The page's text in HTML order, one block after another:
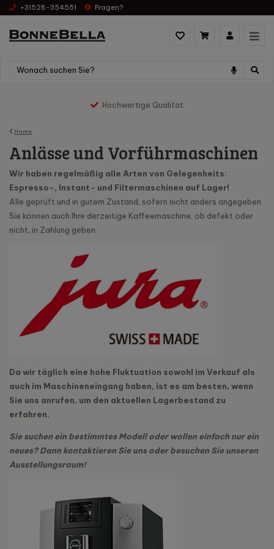
+31528-354551 Fragen?
Hochwertige Qualität
Home
Anlässe und Vorführmaschinen
Wir haben regelmäßig alle Arten von Gelegenheits:
Espresso-, Instant- und Filtermaschinen auf Lager!
Alle geprüft und in gutem Zustand, sofern nicht anders angegeben.
Sie können auch Ihre derzeitige Kaffeemaschine, ob defekt oder
nicht, in Zahlung geben.
Da wir täglich eine hohe Fluktuation sowohl im Verkauf als
auch im Maschineneingang haben, ist es am besten, wenn
Sie uns anrufen, um den aktuellen Lagerbestand zu
erfahren.
Sie suchen ein bestimmtes Modell oder wollen einfach nur ein
neues? Dann kontaktieren Sie uns oder besuchen Sie unseren
Ausstellungsraum!